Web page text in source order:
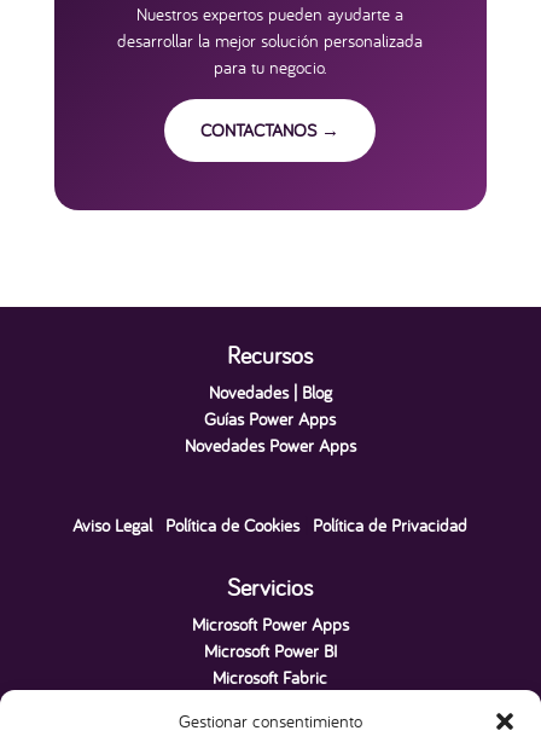
Gestionar consentimiento
Nuestros expertos pueden ayudarte a
desarrollar la mejor solución personalizada
para tu negocio.
CONTACTANOS →
Recursos
Novedades | Blog
Guías Power Apps
Novedades Power Apps
Aviso Legal| Política de Cookies| Política de Privacidad
Servicios
Microsoft Power Apps
Microsoft Power BI
Microsoft Fabric
Microsoft SQL Server